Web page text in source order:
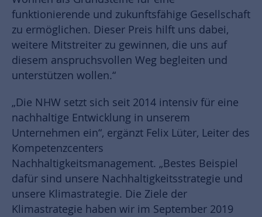
funktionierende und zukunftsfähige Gesellschaft
zu ermöglichen. Dieser Preis hilft uns dabei,
weitere Mitstreiter zu gewinnen, die uns auf
diesem anspruchsvollen Weg begleiten und
unterstützen wollen.“
„Die NHW setzt sich seit 2014 intensiv für eine
nachhaltige Entwicklung in unserem
Unternehmen ein“, ergänzt Felix Lüter, Leiter des
Kompetenzcenters
Nachhaltigkeitsmanagement. „Bestes Beispiel
dafür sind unsere Nachhaltigkeitsstrategie und
unsere Klimastrategie. Die Ziele der
Klimastrategie haben wir im September 2019